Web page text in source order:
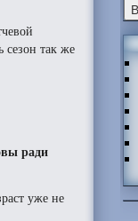
сезон так же
ради
уже не